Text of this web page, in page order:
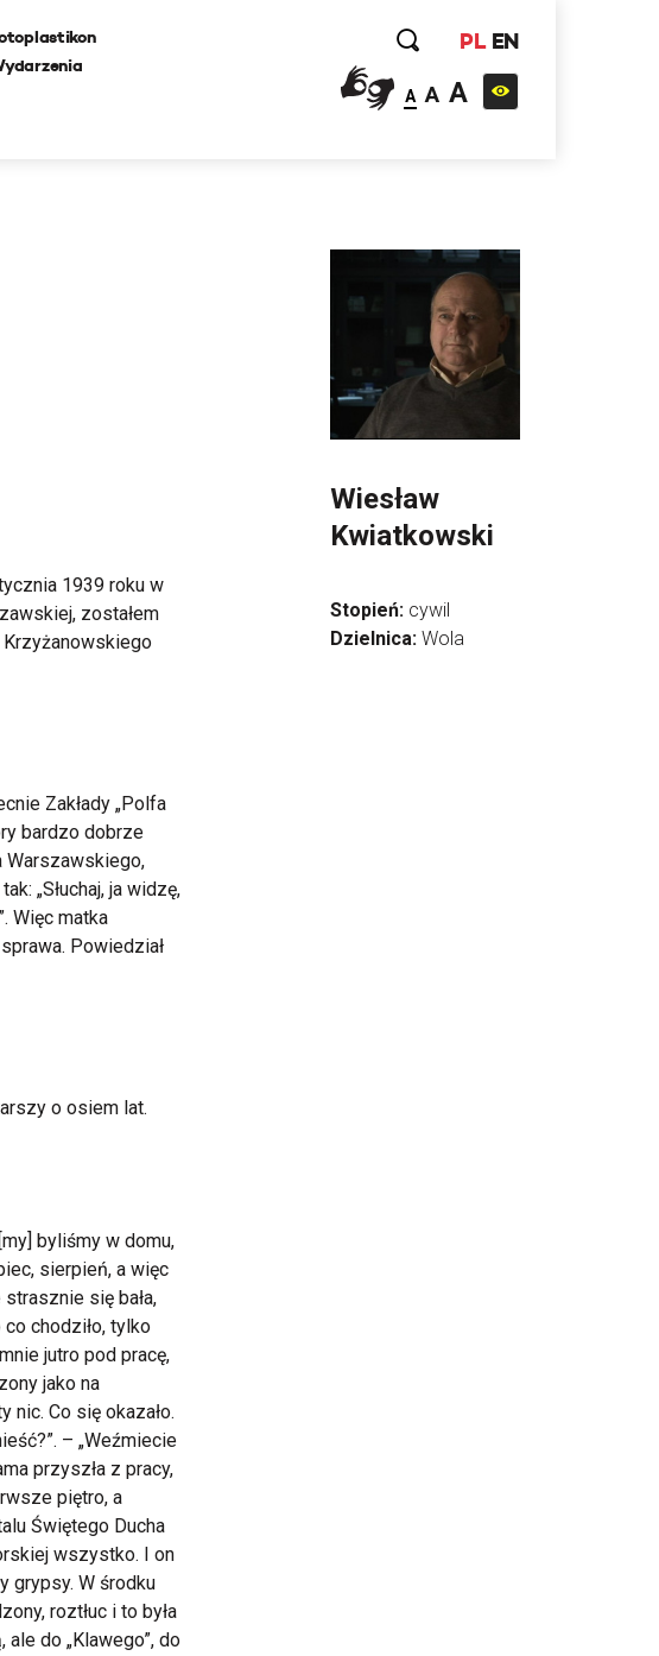
PL EN
A A A
1939 roku w
zostałem
Zakłady „Polfa
bardzo dobrze
Warszawskiego,
„Słuchaj, ja widzę,
Więc matka
sprawa. Powiedział
o osiem lat.
byliśmy w domu,
sierpień, a więc
się bała,
chodziło, tylko
jutro pod pracę,
jako na
nic. Co się okazało.
– „Weźmiecie
przyszła z pracy,
piętro, a
Świętego Ducha
wszystko. I on
grypsy. W środku
roztłuc i to była
ale do „Klawego”, do
Wiesław
Kwiatkowski
Stopień: cywil
Dzielnica: Wola